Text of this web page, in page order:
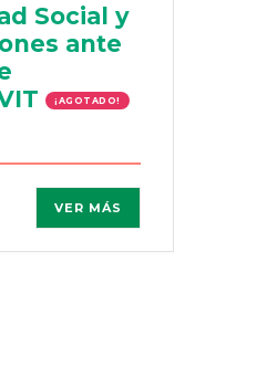
Social y
ante
¡AGOTADO!
VER MÁS